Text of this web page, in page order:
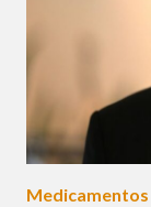
Medicamentos